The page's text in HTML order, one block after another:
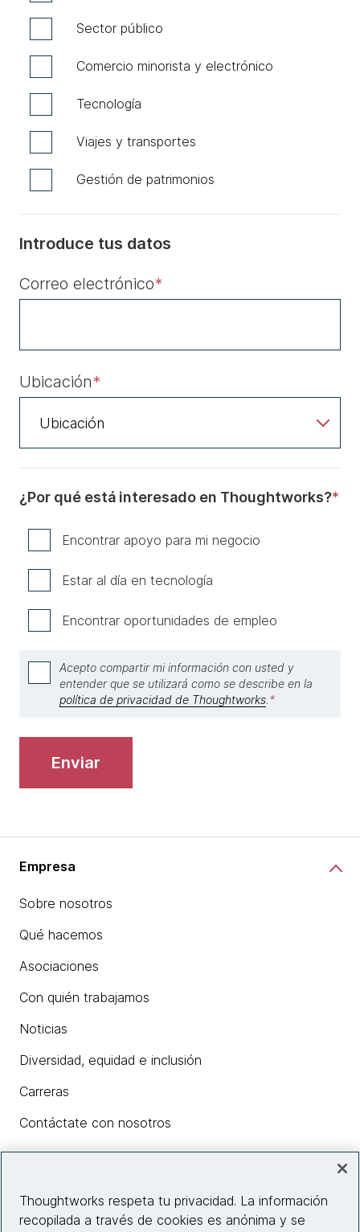
Sector público
Comercio minorista y electrónico
Tecnología
Viajes y transportes
Gestión de patrimonios
Introduce tus datos
*
Correo electrónico
*
Ubicación
¿Por qué está interesado en Thoughtworks?*
Encontrar apoyo para mi negocio
Estar al día en tecnología
Encontrar oportunidades de empleo
Acepto compartir mi información con usted y
entender que se utilizará como se describe en la
política de privacidad de Thoughtworks *
enviar
Empresa
Sobre nosotros
Qué hacemos
Asociaciones
Con quién trabajamos
Noticias
Diversidad, equidad e inclusión
Carreras
Contáctate con nosotros
Thoughtworks respeta tu privacidad. La información
recopilada a través de cookies es anónima y se